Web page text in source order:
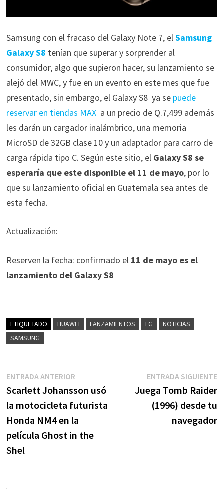
Samsung con el fracaso del Galaxy Note 7, elSamsung
Galaxy S8 tenían que superar y sorprender al
consumidor, algo que supieron hacer, su lanzamiento se
alejó del MWC, y fue en un evento en este mes que fue
presentado, sin embargo, el Galaxy S8 ya se puede
reservar en tiendas MAX a un precio de Q.7,499 además
les darán un cargador inalámbrico, una memoria
MicroSD de 32GB clase 10 y un adaptador para carro de
carga rápida tipo C. Según este sitio, el Galaxy S8 se
esperaría que este disponible el 11 de mayo, por lo
que su lanzamiento oficial en Guatemala sea antes de
esta fecha.
Actualización:
Reserven la fecha: confirmado el 11 de mayo es el
lanzamiento del Galaxy S8
ETIQUETADO HUAWEI LANZAMIENTOS LG
NOTICIAS
SAMSUNG
Navegación
de
entradas
ENTRADA ANTERIOREntrada
anterior:
Scarlett Johansson usó
la motocicleta futurista
Honda NM4 en la
película Ghost in the
Shel
ENTRADA SIGUIENTE
Juega Tomb Raider
(1996) desde tu
navegador